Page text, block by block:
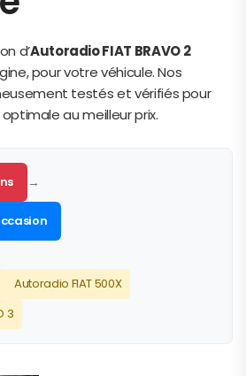
d’Autoradio FIAT BRAVO 2
pour votre véhicule. Nos
testés et vérifiés pour
au meilleur prix.
→
Autoradio FIAT 500X
3